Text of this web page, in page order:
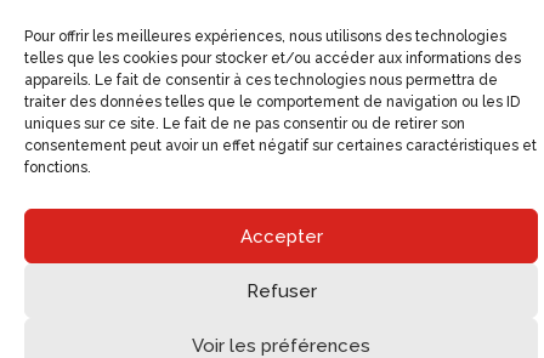
Pour offrir les meilleures expériences, nous utilisons des technologies
telles que les cookies pour stocker et/ou accéder aux informations des
appareils. Le fait de consentir à ces technologies nous permettra de
traiter des données telles que le comportement de navigation ou les ID
uniques sur ce site. Le fait de ne pas consentir ou de retirer son
consentement peut avoir un effet négatif sur certaines caractéristiques et
fonctions.
Accepter
Refuser
Voir les préférences
vitale
© Ugocom Paris – Avignon Création Site Internet –
Agence de Communication